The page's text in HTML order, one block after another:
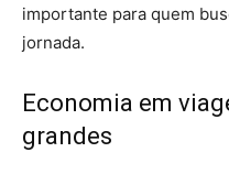
importante para quem
jornada.
Economia em
grandes